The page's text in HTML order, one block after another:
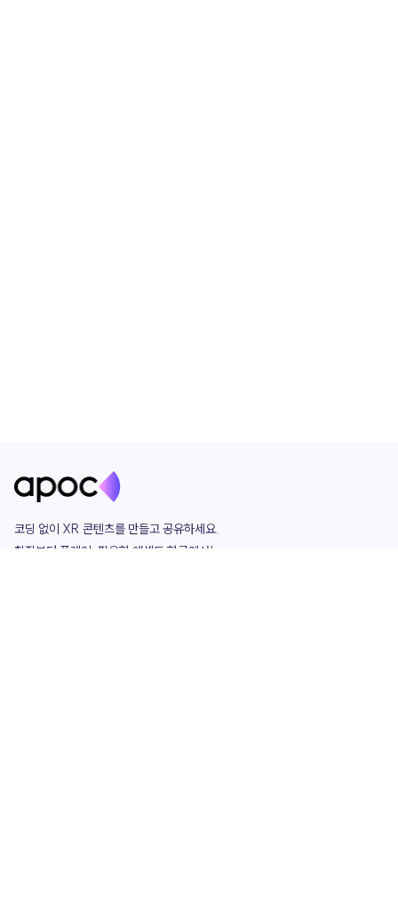
코딩 없이 XR 콘텐츠를 만들고 공유하세요.
창작부터 플레이, 필요한 애셋도 한곳에서!